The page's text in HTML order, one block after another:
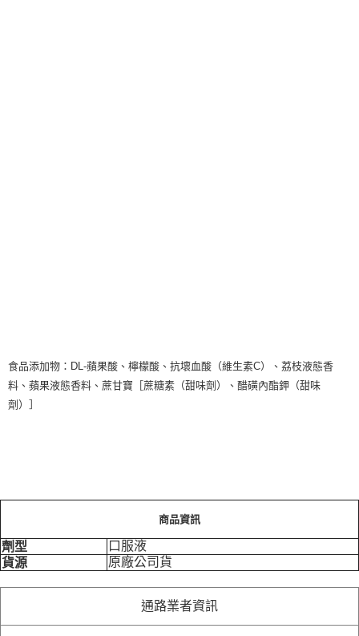
食品添加物：DL-蘋果酸、檸檬酸、抗壞血酸（維生素C）、荔枝液態香
料、蘋果液態香料、蔗甘寶［蔗糖素（甜味劑）、醋磺內酯鉀（甜味
劑）］
商品資訊
劑型
口服液
貨源
原廠公司貨
通路業者資訊